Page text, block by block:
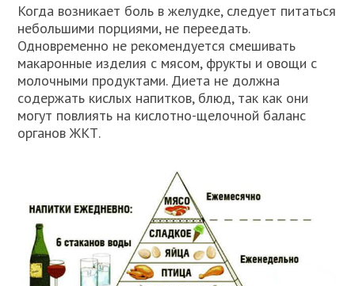
Когда возникает боль в желудке, следует питаться
небольшими порциями, не переедать.
Одновременно не рекомендуется смешивать
макаронные изделия с мясом, фрукты и овощи с
молочными продуктами. Диета не должна
содержать кислых напитков, блюд, так как они
могут повлиять на кислотно-щелочной баланс
органов ЖКТ.